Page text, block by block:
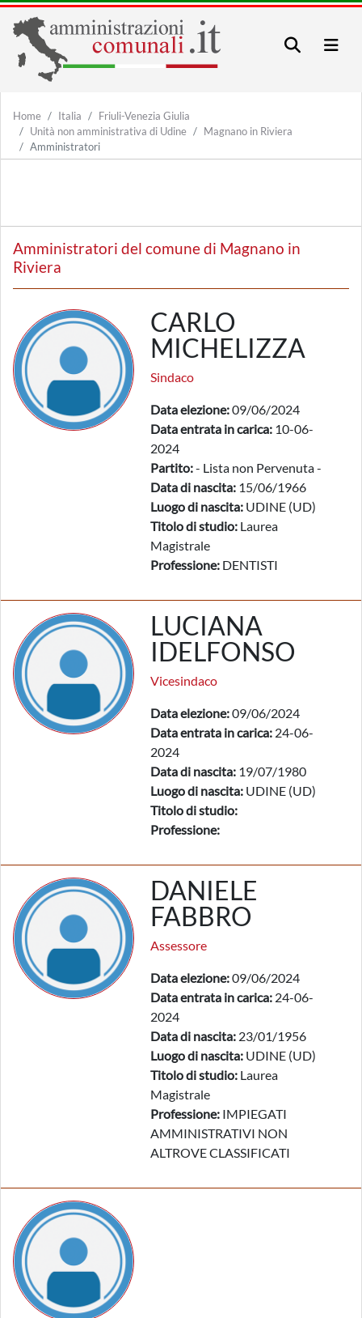
Home Italia
Friuli-Venezia Giulia
Unità non amministrativa di Udine
Magnano in Riviera
Amministratori
Amministratori del comune di Magnano in
Riviera
CARLO
MICHELIZZA
Sindaco
Data elezione:09/06/2024
Data entrata in carica: 10-06-
2024
Partito:- Lista non Pervenuta -
Data di nascita: 15/06/1966
Luogo di nascita: UDINE (UD)
Titolo di studio: Laurea
Magistrale
Professione: DENTISTI
LUCIANA
IDELFONSO
Vicesindaco
Data elezione:09/06/2024
Data entrata in carica: 24-06-
2024
Data di nascita: 19/07/1980
Luogo di nascita: UDINE (UD)
Titolo di studio:
Professione:
DANIELE
FABBRO
Assessore
Data elezione:09/06/2024
Data entrata in carica: 24-06-
2024
Data di nascita: 23/01/1956
Luogo di nascita: UDINE (UD)
Titolo di studio: Laurea
Magistrale
Professione: IMPIEGATI
AMMINISTRATIVI NON
ALTROVE CLASSIFICATI